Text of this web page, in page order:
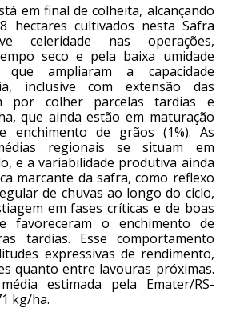
em final de colheita, alcançando
hectares cultivados nesta Safra
celeridade nas operações,
seco e pela baixa umidade
ampliaram a capacidade
inclusive com extensão das
por colher parcelas tardias e
que ainda estão em maturação
enchimento de grãos (1%). As
regionais se situam em
e a variabilidade produtiva ainda
marcante da safra, como reflexo
de chuvas ao longo do ciclo,
em fases críticas e de boas
favoreceram o enchimento de
tardias. Esse comportamento
expressivas de rendimento,
quanto entre lavouras próximas.
estimada pela Emater/RS-
kg/ha.